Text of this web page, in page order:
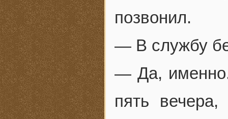
позвонил.
— В службу
— Да,
пять